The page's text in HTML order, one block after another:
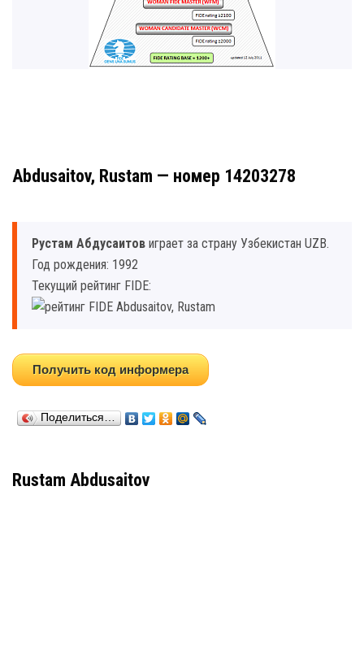
Abdusaitov, Rustam — номер 14203278
Рустам Абдусаитов играет за страну Узбекистан UZB.
Год рождения: 1992
Текущий рейтинг FIDE:
Получить код информера
Поделиться…
Rustam Abdusaitov